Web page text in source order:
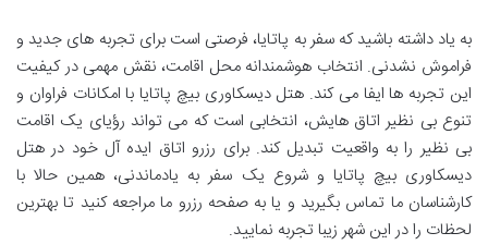
به یاد داشته باشید که سفر به پاتایا، فرصتی است برای تجربه های جدید و
فراموش نشدنی. انتخاب هوشمندانه محل اقامت، نقش مهمی در کیفیت
این تجربه ها ایفا می کند. هتل دیسکاوری بیچ پاتایا با امکانات فراوان و
تنوع بی نظیر اتاق هایش، انتخابی است که می تواند رؤیای یک اقامت
بی نظیر را به واقعیت تبدیل کند. برای رزرو اتاق ایده آل خود در هتل
دیسکاوری بیچ پاتایا و شروع یک سفر به یادماندنی، همین حالا با
کارشناسان ما تماس بگیرید و یا به صفحه رزرو ما مراجعه کنید تا بهترین
لحظات را در این شهر زیبا تجربه نمایید.